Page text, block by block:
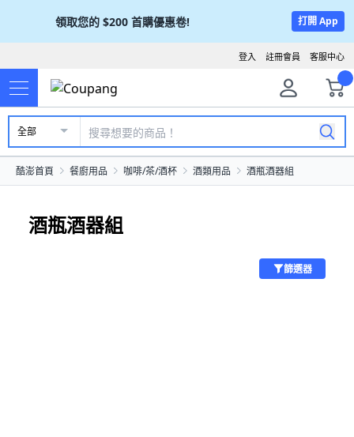
領取您的 $200 首購優惠卷! 打開 App
客服中心
註冊會員
登入
全部
酷澎首頁 餐廚用品 咖啡/茶/酒杯 酒類用品 酒瓶酒器組
酒瓶酒器組
篩選器